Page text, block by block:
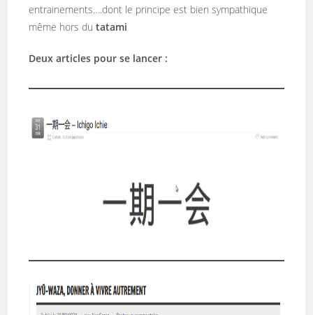
entrainements….dont le principe est bien sympathique
même hors dutatami
Deux articles pour se lancer :